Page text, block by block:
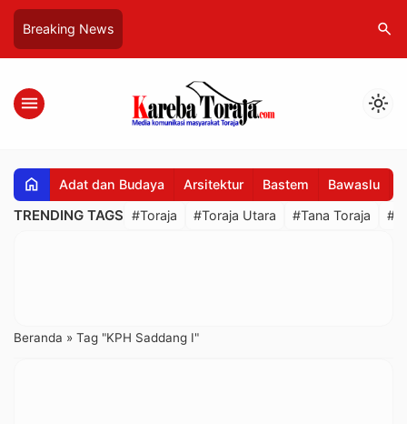
Breaking News search
menu light_mode
home Adat dan Budaya Arsitektur Bastem Bawaslu
TRENDING TAGS #Toraja #Toraja Utara #Tana Toraja
Beranda » Tag "KPH Saddang I"